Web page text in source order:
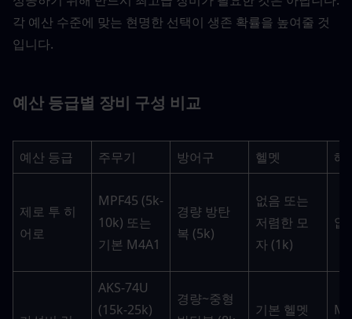
각 예산 수준에 맞는 현명한 선택이 생존 확률을 높여줄 것
입니다.
예산 등급별 장비 구성 비교
예산 등급 주무기 방어구 헬멧 헤
제로 투 히
어로
MPF45 (5k-
10k) 또는
기본 M4A1
경량 방탄
복 (5k)
없음 또는
저렴한 모
자 (1k)
없
AKS-74U
(15k-25k)
경량~중형
기본 헬멧